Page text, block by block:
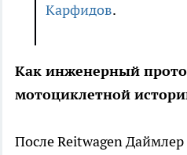
Карфидов.
Как инженерный
мотоциклетной
После Reitwagen